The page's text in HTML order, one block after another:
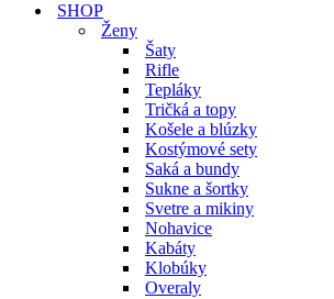
SHOP
Ženy
Šaty
Rifle
Tepláky
Tričká a topy
Košele a blúzky
Kostýmové sety
Saká a bundy
Sukne a šortky
Svetre a mikiny
Nohavice
Kabáty
Klobúky
Overaly